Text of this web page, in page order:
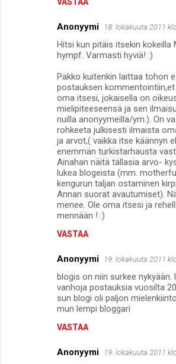
VASTAA
Anonyymi 18. lokakuuta 2011
Hitsi kun pitäis itsekin kokeilla
hympf. Varmasti hyviä! :)
Pakko kuitenkin laittaa tohon
postauksen kommentointiin,et
oma itsesi, jokaisella on
mielipiteeseensä ja sen
nuilla anonyymeilla/ym.). On
rohkeeta julkisesti ilmaista
ja arvot,( vaikka itse käännyn
enemmän turkistarhausta
Ainahan näitä tällasia arvo-
lukea blogeista (mm.
kengurun taljan ostaminen
Annan suorat avautumiset).
menee. Ole oma itsesi ja
mennään ! :)
VASTAA
Anonyymi 19. lokakuuta 2011
blogis on niin surkee nykyään.
vanhoja postauksia vuosilta
sun blogi oli paljon
mun lempi bloggari
VASTAA
Anonyymi 19. lokakuuta 2011